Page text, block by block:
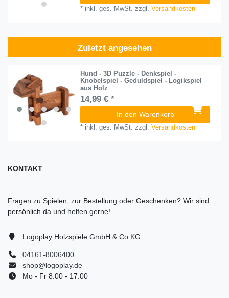
* inkl. ges. MwSt. zzgl.Versandkosten
Zuletzt angesehen
Hund - 3D Puzzle - Denkspiel -
Knobelspiel - Geduldspiel - Logikspiel
aus Holz
14,99 € *
In den Warenkorb
* inkl. ges. MwSt. zzgl.Versandkosten
KONTAKT
Fragen zu Spielen, zur Bestellung oder Geschenken? Wir sind
persönlich da und helfen gerne!
Logoplay Holzspiele GmbH & Co.KG
04161-8006400
shop@logoplay.de
Mo - Fr 8:00 - 17:00